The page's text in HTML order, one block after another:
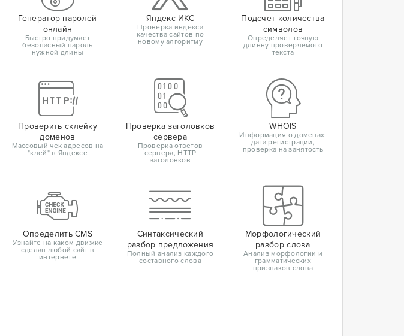
Генератор паролей
онлайн
Быстро придумает
безопасный пароль
нужной длины
Яндекс ИКС
Проверка индекса
качества сайтов по
новому алгоритму
Подсчет количества
символов
Определяет точную
длинну проверяемого
текста
Проверить склейку
доменов
Массовый чек адресов на
"клей" в Яндексе
Проверка заголовков
сервера
Проверка ответов
сервера, HTTP
заголовков
WHOIS
Информация о доменах:
дата регистрации,
проверка на занятость
Определить CMS
Узнайте на каком движке
сделан любой сайт в
интернете
Синтаксический
разбор предложения
Полный анализ каждого
составного слова
Морфологический
разбор слова
Анализ морфологии и
грамматических
признаков слова